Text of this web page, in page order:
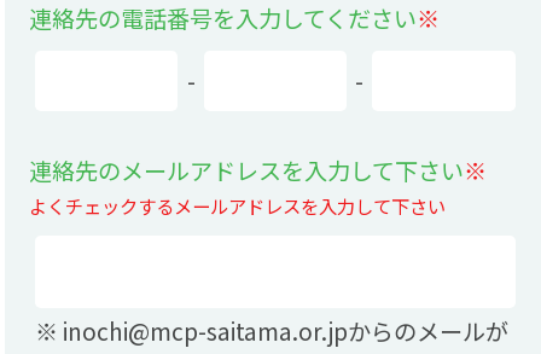
連絡先の電話番号を入力してください※
-
-
連絡先のメールアドレスを入力して下さい※
よくチェックするメールアドレスを入力して下さい
※ inochi@mcp-saitama.or.jpからのメールが